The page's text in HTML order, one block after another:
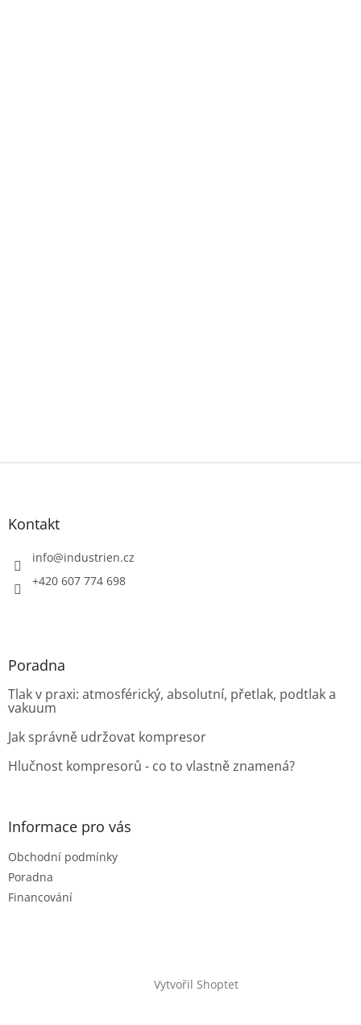
Z
Kontakt
info@industrien.cz
+420 607 774 698
Poradna
Tlak v praxi: atmosférický, absolutní, přetlak, podtlak a
vakuum
Jak správně udržovat kompresor
Hlučnost kompresorů - co to vlastně znamená?
Informace pro vás
Obchodní podmínky
Poradna
Financování
Vytvořil Shoptet